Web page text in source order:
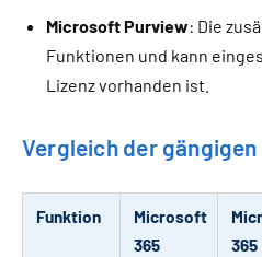
Microsoft Purview: Die
Funktionen und kann
Lizenz vorhanden ist.
Vergleich der gängigen
Funktion
Microsoft
365
365